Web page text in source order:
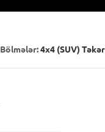
Bölmələr:4x4 (SUV)